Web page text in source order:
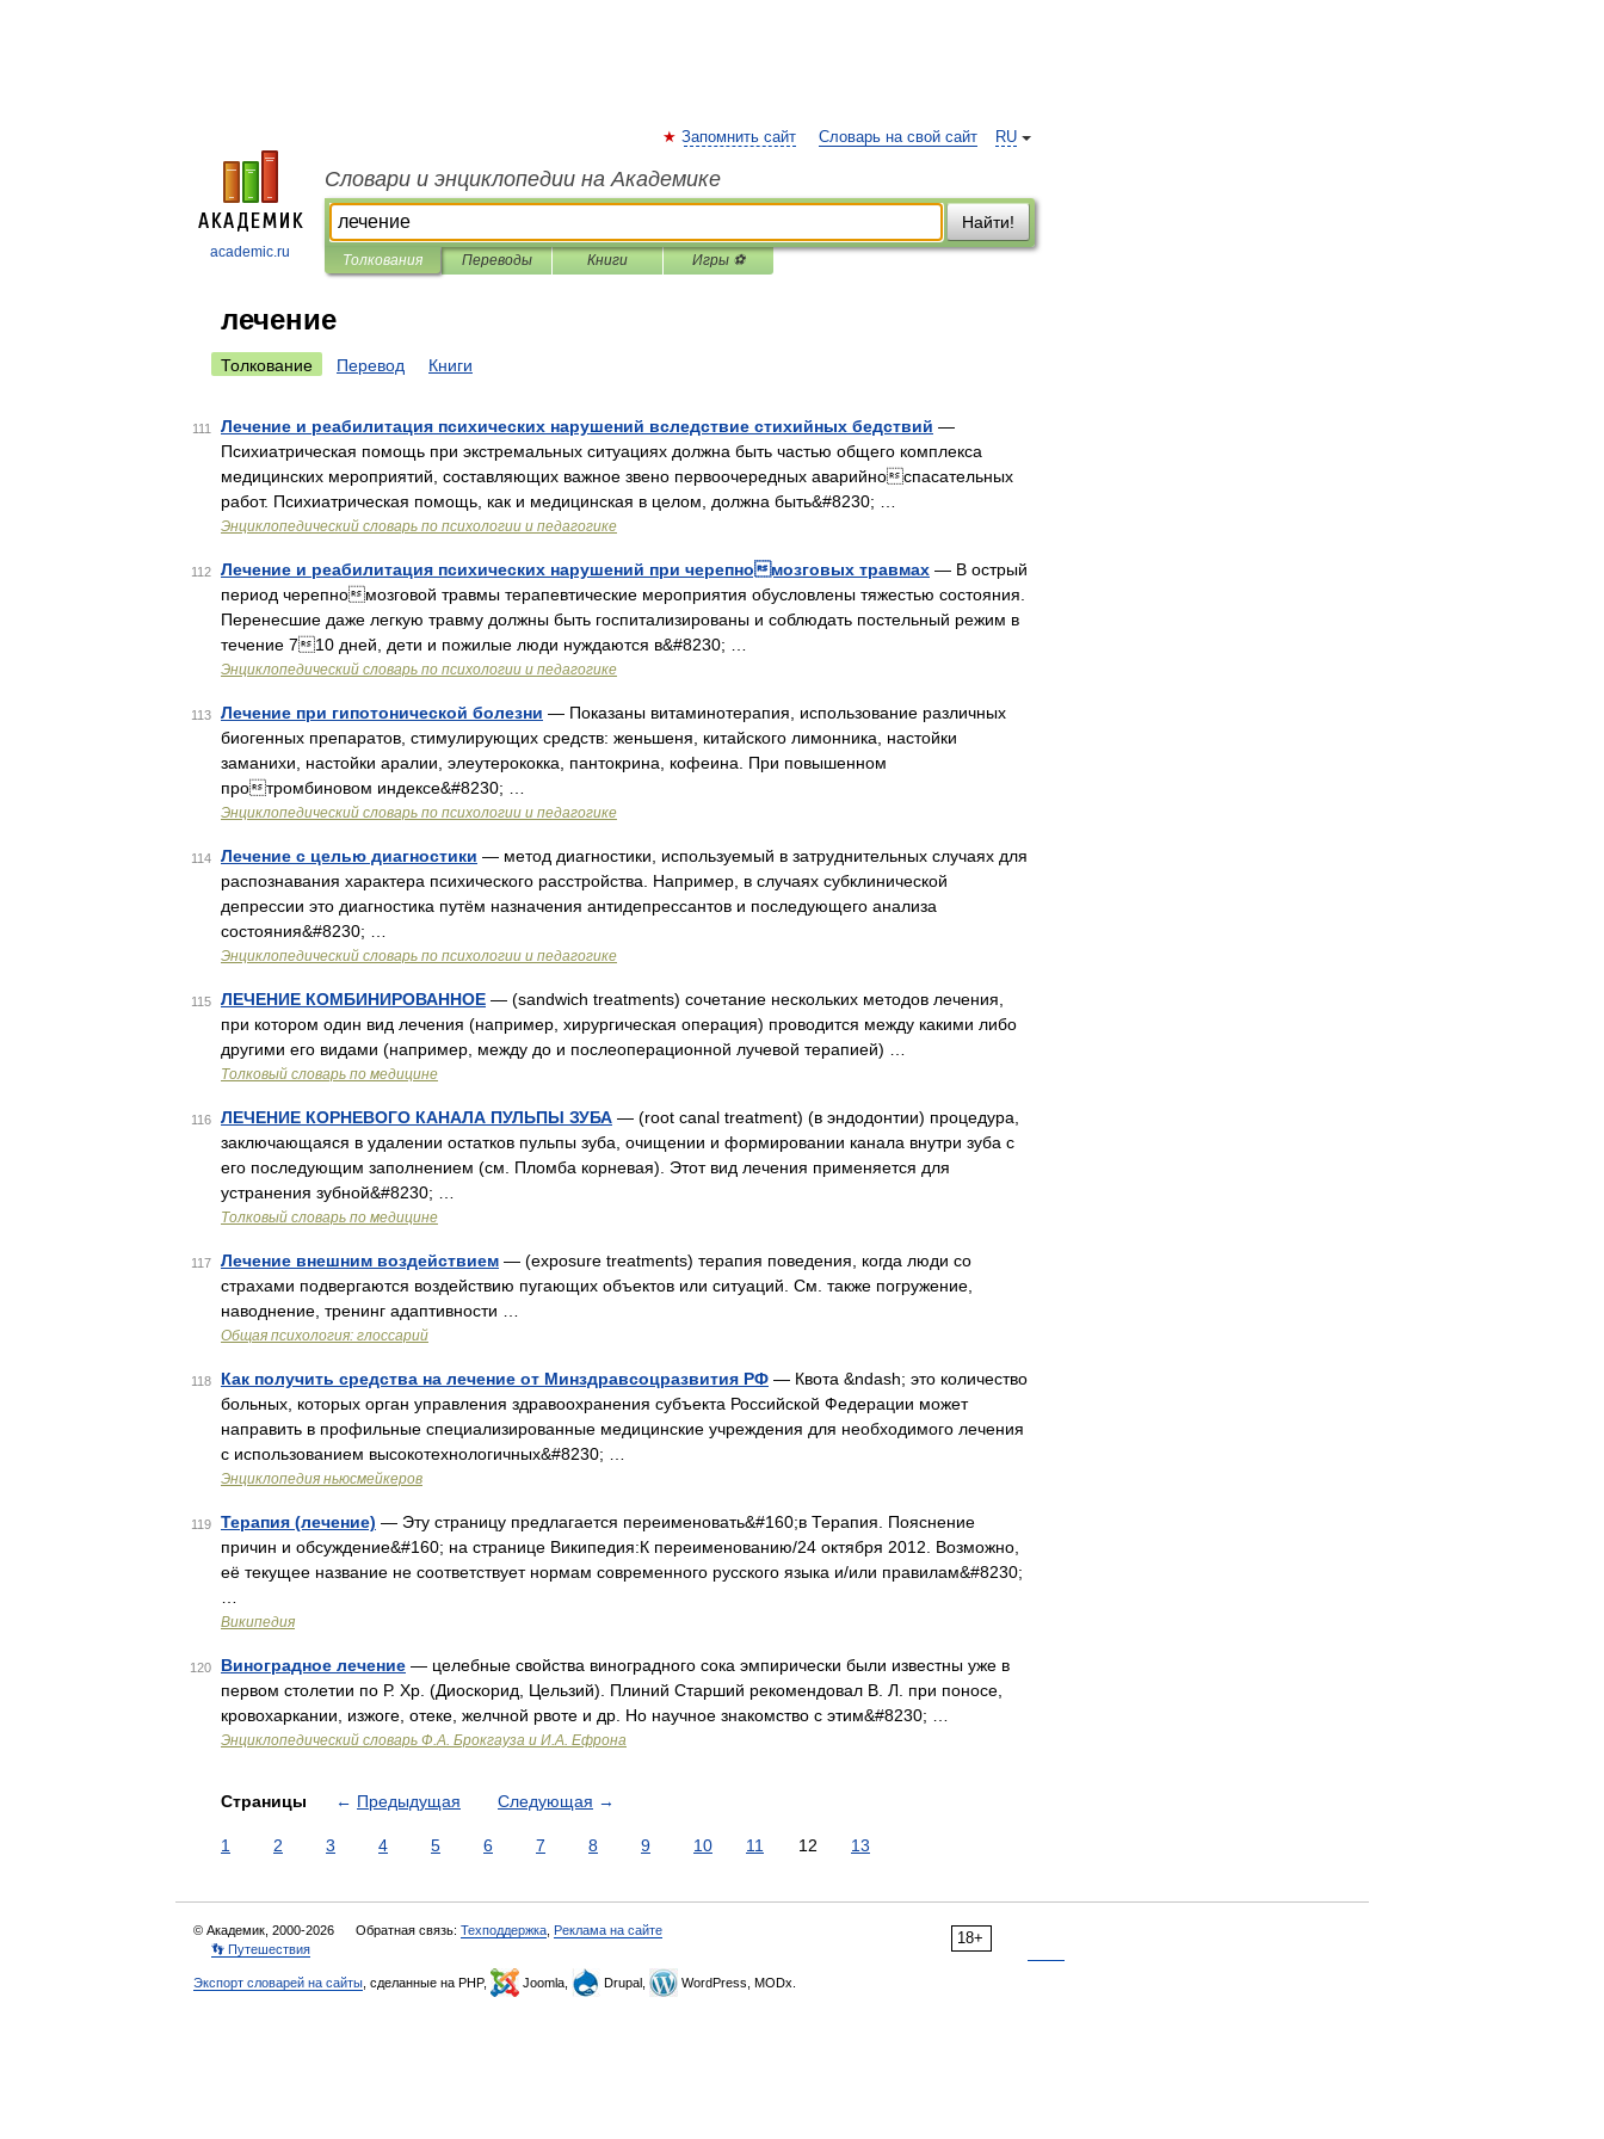
academic.ru
RU
Запомнить сайт Словарь на свой сайт
Словари и энциклопедии на Академике
Найти!
Толкования Переводы Книги Игры ⚽
лечение
Толкование Перевод Книги
111 Лечение и реабилитация психических нарушений вследствие стихийных бедствий —
Психиатрическая помощь при экстремальных ситуациях должна быть частью общего комплекса
медицинских мероприятий, составляющих важное звено первоочередных аварийноспасательных
работ. Психиатрическая помощь, как и медицинская в целом, должна быть&#8230; …
Энциклопедический словарь по психологии и педагогике
112 Лечение и реабилитация психических нарушений при черепномозговых травмах — В острый
период черепномозговой травмы терапевтические мероприятия обусловлены тяжестью состояния.
Перенесшие даже легкую травму должны быть госпитализированы и соблюдать постельный режим в
течение 710 дней, дети и пожилые люди нуждаются в&#8230; …
Энциклопедический словарь по психологии и педагогике
113 Лечение при гипотонической болезни — Показаны витаминотерапия, использование различных
биогенных препаратов, стимулирующих средств: женьшеня, китайского лимонника, настойки
заманихи, настойки аралии, элеутерококка, пантокрина, кофеина. При повышенном
протромбиновом индексе&#8230; …
Энциклопедический словарь по психологии и педагогике
114 Лечение с целью диагностики — метод диагностики, используемый в затруднительных случаях для
распознавания характера психического расстройства. Например, в случаях субклинической
депрессии это диагностика путём назначения антидепрессантов и последующего анализа
состояния&#8230; …
Энциклопедический словарь по психологии и педагогике
115 ЛЕЧЕНИЕ КОМБИНИРОВАННОЕ — (sandwich treatments) сочетание нескольких методов лечения,
при котором один вид лечения (например, хирургическая операция) проводится между какими либо
другими его видами (например, между до и послеоперационной лучевой терапией) …
Толковый словарь по медицине
116 ЛЕЧЕНИЕ КОРНЕВОГО КАНАЛА ПУЛЬПЫ ЗУБА — (root canal treatment) (в эндодонтии) процедура,
заключающаяся в удалении остатков пульпы зуба, очищении и формировании канала внутри зуба с
его последующим заполнением (см. Пломба корневая). Этот вид лечения применяется для
устранения зубной&#8230; …
Толковый словарь по медицине
117 Лечение внешним воздействием — (exposure treatments) терапия поведения, когда люди со
страхами подвергаются воздействию пугающих объектов или ситуаций. См. также погружение,
наводнение, тренинг адаптивности …
Общая психология: глоссарий
118 Как получить средства на лечение от Минздравсоцразвития РФ — Квота &ndash; это количество
больных, которых орган управления здравоохранения субъекта Российской Федерации может
направить в профильные специализированные медицинские учреждения для необходимого лечения
с использованием высокотехнологичных&#8230; …
Энциклопедия ньюсмейкеров
119 Терапия (лечение) — Эту страницу предлагается переименовать&#160;в Терапия. Пояснение
причин и обсуждение&#160; на странице Википедия:К переименованию/24 октября 2012. Возможно,
её текущее название не соответствует нормам современного русского языка и/или правилам&#8230;
Википедия
120 Виноградное лечение — целебные свойства виноградного сока эмпирически были известны уже в
первом столетии по Р. Хр. (Диоскорид, Цельзий). Плиний Старший рекомендовал В. Л. при поносе,
кровохаркании, изжоге, отеке, желчной рвоте и др. Но научное знакомство с этим&#8230; …
Энциклопедический словарь Ф.А. Брокгауза и И.А. Ефрона
Страницы ← Предыдущая Следующая →
1 2 3 4 5 6 7 8 9 10 11 12 13
18+
© Академик, 2000-2026 Обратная связь: Техподдержка Реклама на сайте
👣 Путешествия
Экспорт словарей на сайты , сделанные на PHP, Joomla, Drupal, WordPress, MODx.